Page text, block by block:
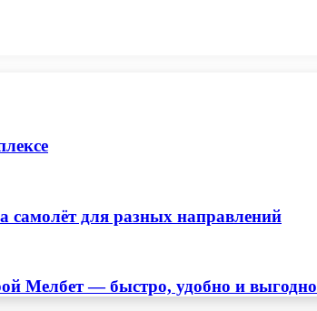
самолёт для разных направлений
Мелбет — быстро, удобно и выгодно